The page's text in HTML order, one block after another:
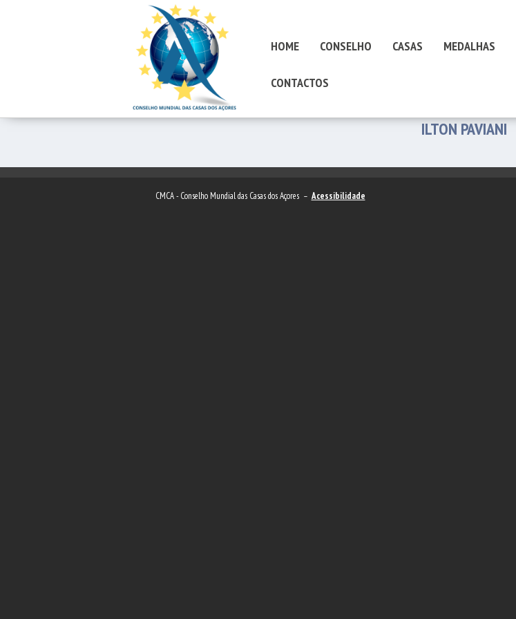
HOME CONSELHO CASAS MEDALHAS
CONTACTOS
ILTON PAVIANI
CMCA - Conselho Mundial das Casas dos Açores – Acessibilidade